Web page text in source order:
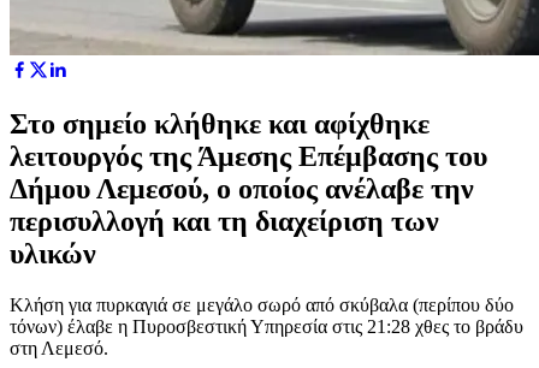
Στο σημείο κλήθηκε και αφίχθηκε
λειτουργός της Άμεσης Επέμβασης του
Δήμου Λεμεσού, ο οποίος ανέλαβε την
περισυλλογή και τη διαχείριση των
υλικών
Κλήση για πυρκαγιά σε μεγάλο σωρό από σκύβαλα (περίπου δύο
τόνων) έλαβε η Πυροσβεστική Υπηρεσία στις 21:28 χθες το βράδυ
στη Λεμεσό.